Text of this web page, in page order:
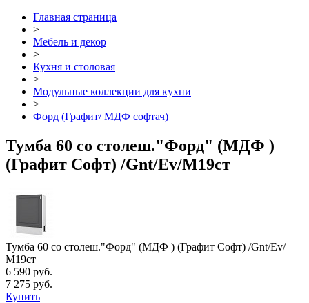
Главная страница
>
Мебель и декор
>
Кухня и столовая
>
Модульные коллекции для кухни
>
Форд (Графит/ МДФ софтач)
Тумба 60 со столеш."Форд" (МДФ )
(Графит Софт) /Gnt/Ev/М19ст
Тумба 60 со столеш."Форд" (МДФ ) (Графит Софт) /Gnt/Ev/
М19ст
6 590 руб.
7 275 руб.
Купить